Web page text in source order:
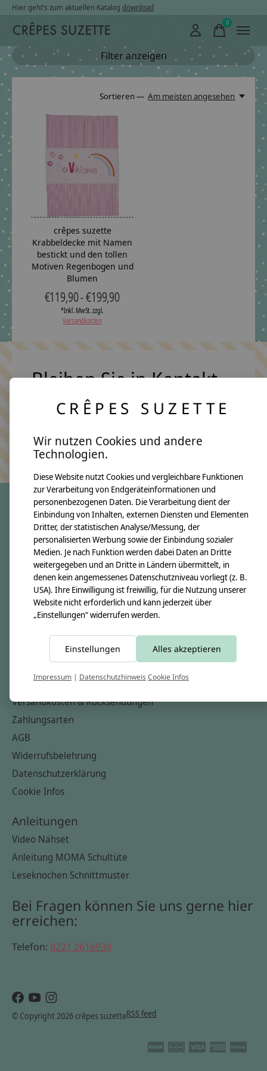
Hier geht’s zum aktuellen Katalog download
0items
Filter anzeigen
Sortieren — Am meisten angesehen
crêpes suzette
Krabbeldecke mit Namen
bestickt und den tollen
Motiven Regenbogen und
Blumen
€119,90 - €199,90
*Inkl. MwSt. zzgl.
Versandkosten
Bleiben Sie in Kontakt
Keine Sorge, wir übertreiben es nicht
crêpes suzette
Über uns
Unsere Creppies
Nähkästchen
Unsere Stoffe
Impressum
Informationen
Kontakt
Versandkosten & Rücksendungen
Zahlungsarten
AGB
Widerrufsbelehrung
Datenschutzerklärung
Cookie Infos
Anleitungen
Video Nähset
Anleitung MOMA Schultüte
Leseknochen Schnittmuster
Bei Fragen können Sie uns gerne hier
erreichen:
Telefon: 0221 2616939
© Copyright 2026 crêpes suzetteRSS feed
CRÊPES SUZETTE
Wir nutzen Cookies und andere
Technologien.
Diese Website nutzt Cookies und vergleichbare Funktionen
zur Verarbeitung von Endgeräteinformationen und
personenbezogenen Daten. Die Verarbeitung dient der
Einbindung von Inhalten, externen Diensten und Elementen
Dritter, der statistischen Analyse/Messung, der
personalisierten Werbung sowie der Einbindung sozialer
Medien. Je nach Funktion werden dabei Daten an Dritte
weitergegeben und an Dritte in Ländern übermittelt, in
denen kein angemessenes Datenschutzniveau vorliegt (z. B.
USA). Ihre Einwilligung ist freiwillig, für die Nutzung unserer
Website nicht erforderlich und kann jederzeit über
„Einstellungen“ widerrufen werden.
Einstellungen Alles akzeptieren
Impressum | DatenschutzhinweisCookie Infos